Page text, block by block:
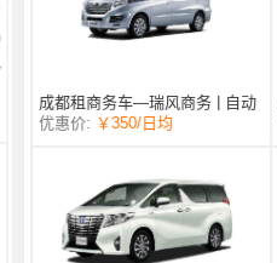
成都租商务车—瑞风商务 | 自动
挡 | 7座
优惠价: ￥350/日均